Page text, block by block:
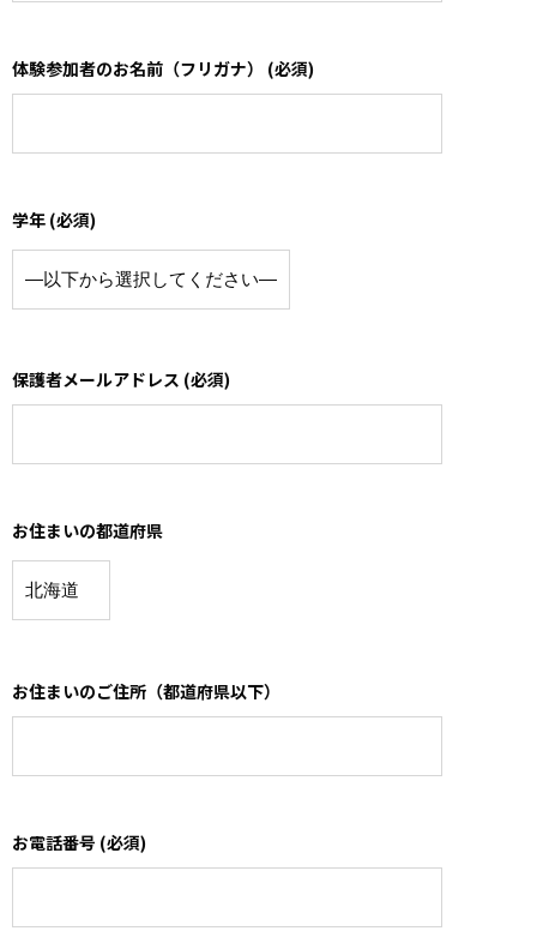
体験参加者のお名前（フリガナ） (必須)
学年 (必須)
保護者メールアドレス (必須)
お住まいの都道府県
お住まいのご住所（都道府県以下）
お電話番号 (必須)